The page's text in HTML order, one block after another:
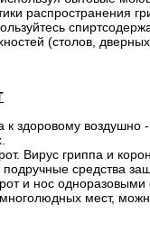
распространения
(столов,
к здоровому
Вирус гриппа и
средства
и нос
мест,